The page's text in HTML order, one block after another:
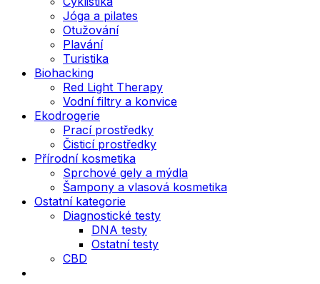
Jóga a pilates
Otužování
Plavání
Turistika
Biohacking
Red Light Therapy
Vodní filtry a konvice
Ekodrogerie
Prací prostředky
Čisticí prostředky
Přírodní kosmetika
Sprchové gely a mýdla
Šampony a vlasová kosmetika
Ostatní kategorie
Diagnostické testy
DNA testy
Ostatní testy
CBD